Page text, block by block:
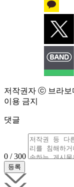
저작권자 ⓒ 브라보
이용 금지
댓글
0 / 300